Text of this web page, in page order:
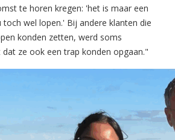
te horen kregen: 'het is maar een
wel lopen.' Bij andere klanten die
konden zetten, werd soms
ze ook een trap konden opgaan."